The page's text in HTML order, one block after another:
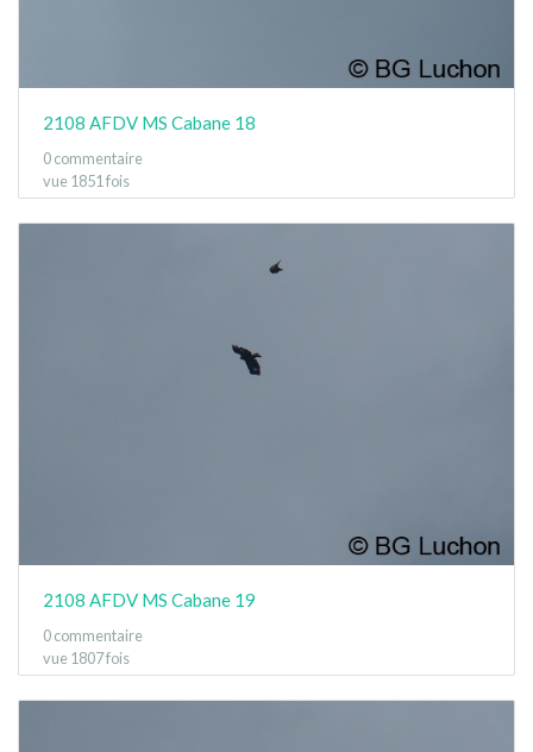
2108 AFDV MS Cabane 18
0 commentaire
vue 1851 fois
2108 AFDV MS Cabane 19
0 commentaire
vue 1807 fois